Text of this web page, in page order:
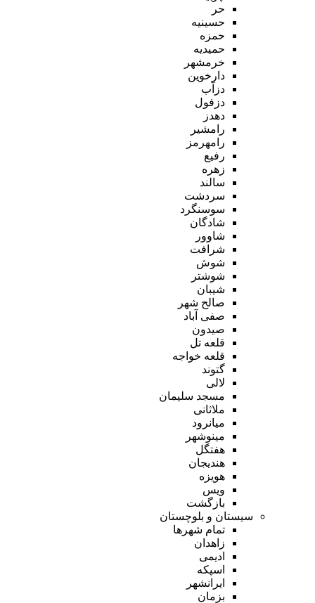
حر
حسینیه
حمزه
حمیدیه
خرمشهر
دارخوین
دزآب
دزفول
دهدز
رامشیر
رامهرمز
رفیع
زهره
سالند
سردشت
سوسنگرد
شادگان
شاوور
شرافت
شوش
شوشتر
شیبان
صالح شهر
صفی آباد
صیدون
قلعه تل
قلعه خواجه
گتوند
لالی
مسجد سلیمان
ملاثانی
میانرود
مینوشهر
هفتگل
هندیجان
هویزه
ویس
بازگشت
سیستان و بلوچستان
تمام شهر‌ها
زاهدان
ادیمی
اسپکه
ایرانشهر
بزمان